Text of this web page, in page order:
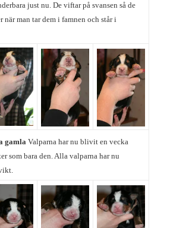
just nu. De viftar på svansen så de
man tar dem i famnen och står i
gamla Valparna har nu blivit en vecka
som bara den. Alla valparna har nu